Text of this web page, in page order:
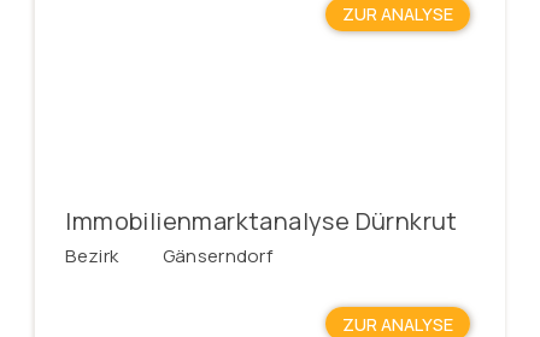
ZUR ANALYSE
Immobilienmarktanalyse Dürnkrut
Bezirk Gänserndorf
ZUR ANALYSE